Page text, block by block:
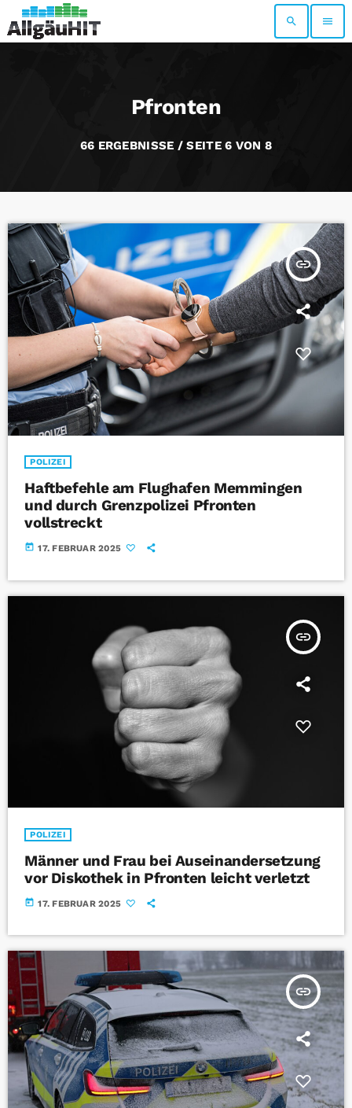
search menu
Pfronten
66 ERGEBNISSE / SEITE 6 VON 8
insert_link
POLIZEI
Haftbefehle am Flughafen Memmingen
und durch Grenzpolizei Pfronten
vollstreckt
today 17. FEBRUAR 2025
insert_link
POLIZEI
Männer und Frau bei Auseinandersetzung
vor Diskothek in Pfronten leicht verletzt
today 17. FEBRUAR 2025
insert_link